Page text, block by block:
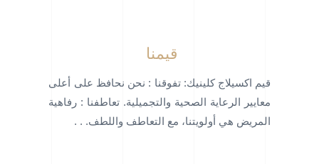
قيمنا
قيم اكسيلاج كلينيك: تفوقنا : نحن نحافظ على أعلى
معايير الرعاية الصحية والتجميلية. تعاطفنا : رفاهية
المريض هي أولويتنا، مع التعاطف واللطف. . .